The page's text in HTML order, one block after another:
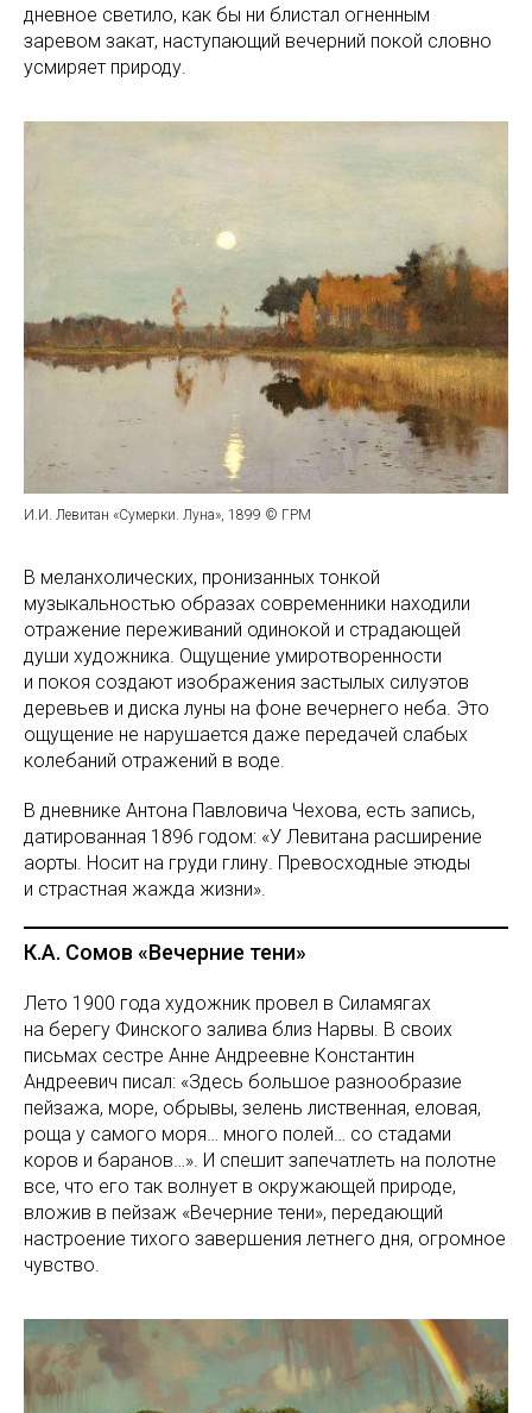
дневное светило, как бы ни блистал огненным
заревом закат, наступающий вечерний покой словно
усмиряет природу.
И.И. Левитан «Сумерки. Луна», 1899 © ГРМ
В меланхолических, пронизанных тонкой
музыкальностью образах современники находили
отражение переживаний одинокой и страдающей
души художника. Ощущение умиротворенности
и покоя создают изображения застылых силуэтов
деревьев и диска луны на фоне вечернего неба. Это
ощущение не нарушается даже передачей слабых
колебаний отражений в воде.
В дневнике Антона Павловича Чехова, есть запись,
датированная 1896 годом: «У Левитана расширение
аорты. Носит на груди глину. Превосходные этюды
и страстная жажда жизни».
К.А. Сомов «Вечерние тени»
Лето 1900 года художник провел в Силамягах
на берегу Финского залива близ Нарвы. В своих
письмах сестре Анне Андреевне Константин
Андреевич писал: «Здесь большое разнообразие
пейзажа, море, обрывы, зелень лиственная, еловая,
роща у самого моря… много полей… со стадами
коров и баранов…». И спешит запечатлеть на полотне
все, что его так волнует в окружающей природе,
вложив в пейзаж «Вечерние тени», передающий
настроение тихого завершения летнего дня, огромное
чувство.